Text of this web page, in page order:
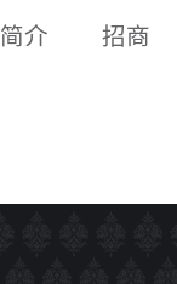
简介 招商